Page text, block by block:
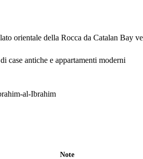
orientale della Rocca da Catalan Bay
case antiche e appartamenti moderni
al-Ibrahim
Note